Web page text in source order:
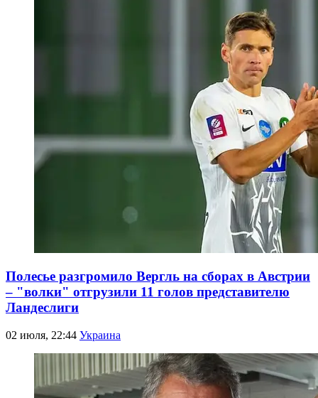
Полесье разгромило Вергль на сборах в Австрии
– "волки" отгрузили 11 голов представителю
Ландеслиги
02 июля, 22:44 Украина